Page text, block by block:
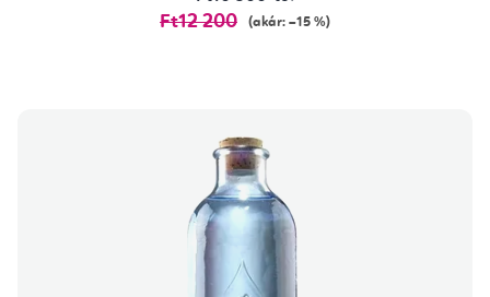
Ft12 200 (akár: –15 %)